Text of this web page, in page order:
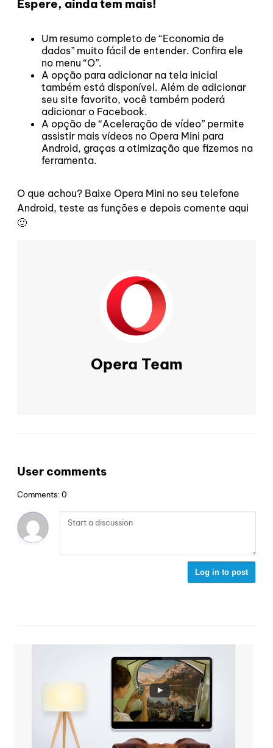
Espere, ainda tem mais!
Um resumo completo de “Economia de
dados” muito fácil de entender. Confira ele
no menu “O”.
A opção para adicionar na tela inicial
também está disponível. Além de adicionar
seu site favorito, você também poderá
adicionar o Facebook.
A opção de “Aceleração de vídeo” permite
assistir mais vídeos no Opera Mini para
Android, graças a otimização que fizemos na
ferramenta.
O que achou? Baixe Opera Mini no seu telefone
Android, teste as funções e depois comente aqui
🙂
Opera Team
User comments
Comments: 0
Log in to post